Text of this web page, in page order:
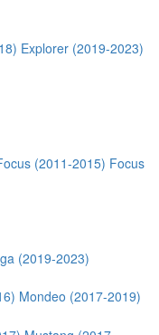
Explorer (2019-2023)
(2011-2015) Focus
(2019-2023)
Mondeo (2017-2019)